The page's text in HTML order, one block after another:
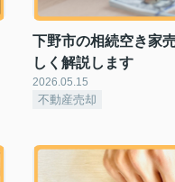
下野市の相続空き家
しく解説します
2026.05.15
不動産売却